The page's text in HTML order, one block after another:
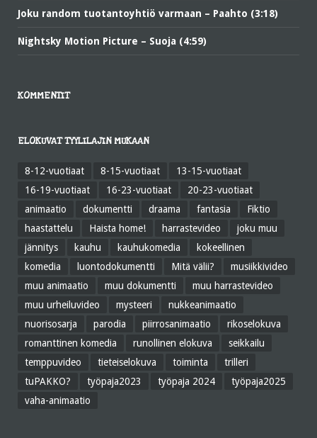
Joku random tuotantoyhtiö varmaan – Paahto (3:18)
Nightsky Motion Picture – Suoja (4:59)
KOMMENTIT
ELOKUVAT TYYLILAJIN MUKAAN
8-12-vuotiaat 8-15-vuotiaat
13-15-vuotiaat
16-19-vuotiaat
16-23-vuotiaat
20-23-vuotiaat
animaatio
dokumentti draama fantasia
Fiktio
haastattelu
Haista home! harrastevideo
joku muu
jännitys
kauhu kauhukomedia
kokeellinen
komedia
luontodokumentti Mitä välii?
musiikkivideo
muu animaatio
muu dokumentti
muu harrastevideo
muu urheiluvideo
mysteeri
nukkeanimaatio
nuorisosarja
parodia piirrosanimaatio
rikoselokuva
romanttinen komedia
runollinen elokuva
seikkailu
temppuvideo
tieteiselokuva toiminta
trilleri
tuPAKKO?
työpaja2023 työpaja 2024
työpaja2025
vaha-animaatio